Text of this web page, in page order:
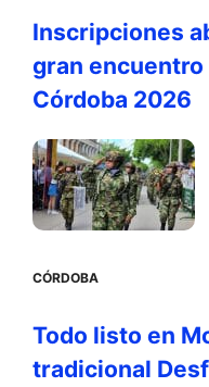
Inscripciones
gran encuentro
Córdoba 2026
CÓRDOBA
Todo listo en
tradicional